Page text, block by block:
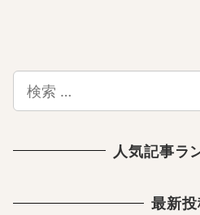
索
人気記事ラ
最新